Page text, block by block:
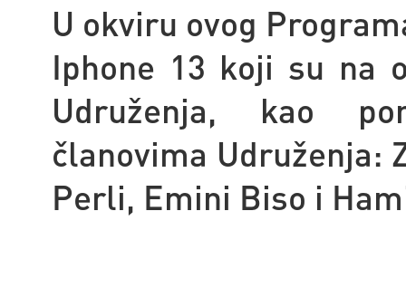
U okviru ovog
Iphone 13 koji su na
Udruženja, kao
članovima Udruženja:
Perli, Emini Biso i